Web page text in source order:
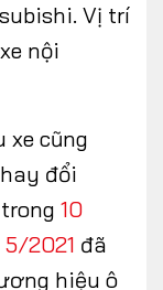
Vị trí
nội
xe cũng
đổi
10
2021 đã
hiệu ô